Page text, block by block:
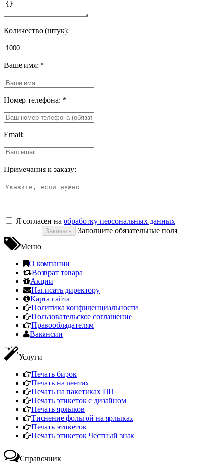
Количество (штук):
Ваше имя: *
Номер телефона: *
Email:
Примечания к заказу:
Я согласен на обработку персональных данных
Заполните обязательные поля
Меню
О компании
Возврат товара
Акции
Написать директору
Карта сайта
Политика конфиденциальности
Пользовательское соглашение
Правообладателям
Вакансии
Услуги
Печать бирок
Печать на лентах
Печать на пакетиках ПП
Печать этикеток с дизайном
Печать ярлыков
Тиснение фольгой на ярлыках
Печать этикеток
Печать этикеток Честный знак
Справочник